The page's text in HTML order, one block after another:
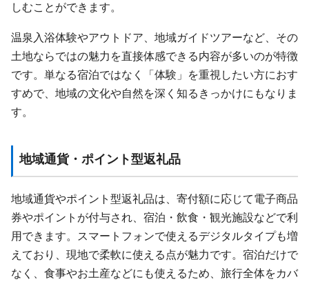
しむことができます。
温泉入浴体験やアウトドア、地域ガイドツアーなど、その
土地ならではの魅力を直接体感できる内容が多いのが特徴
です。単なる宿泊ではなく「体験」を重視したい方におす
すめで、地域の文化や自然を深く知るきっかけにもなりま
す。
地域通貨・ポイント型返礼品
地域通貨やポイント型返礼品は、寄付額に応じて電子商品
券やポイントが付与され、宿泊・飲食・観光施設などで利
用できます。スマートフォンで使えるデジタルタイプも増
えており、現地で柔軟に使える点が魅力です。宿泊だけで
なく、食事やお土産などにも使えるため、旅行全体をカバ